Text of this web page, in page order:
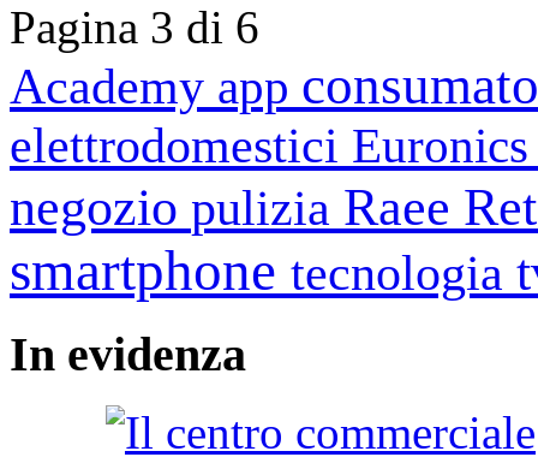
Pagina 3 di 6
Academy app
elettrodomestici
negozio pulizia Raee
smartphone tecnologia
In evidenza